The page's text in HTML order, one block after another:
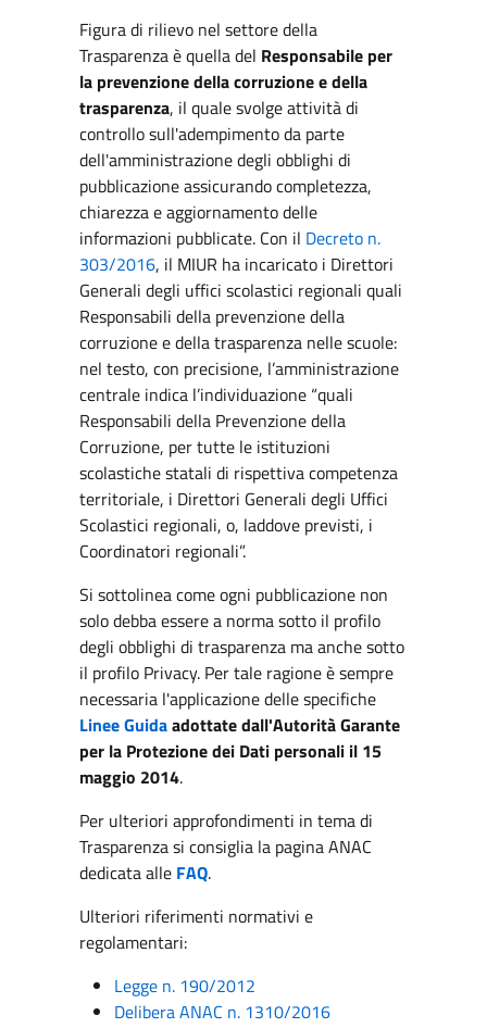
Figura di rilievo nel settore della
Trasparenza è quella del Responsabile per
la prevenzione della corruzione e della
trasparenza, il quale svolge attività di
controllo sull'adempimento da parte
dell'amministrazione degli obblighi di
pubblicazione assicurando completezza,
chiarezza e aggiornamento delle
informazioni pubblicate. Con il Decreto n.
303/2016, il MIUR ha incaricato i Direttori
Generali degli uffici scolastici regionali quali
Responsabili della prevenzione della
corruzione e della trasparenza nelle scuole:
nel testo, con precisione, l’amministrazione
centrale indica l’individuazione “quali
Responsabili della Prevenzione della
Corruzione, per tutte le istituzioni
scolastiche statali di rispettiva competenza
territoriale, i Direttori Generali degli Uffici
Scolastici regionali, o, laddove previsti, i
Coordinatori regionali”.
Si sottolinea come ogni pubblicazione non
solo debba essere a norma sotto il profilo
degli obblighi di trasparenza ma anche sotto
il profilo Privacy. Per tale ragione è sempre
necessaria l'applicazione delle specifiche
Linee Guidaadottate dall'Autorità Garante
per la Protezione dei Dati personali il 15
maggio 2014.
Per ulteriori approfondimenti in tema di
Trasparenza si consiglia la pagina ANAC
dedicata alle FAQ.
Ulteriori riferimenti normativi e
regolamentari:
Legge n. 190/2012
Delibera ANAC n. 1310/2016